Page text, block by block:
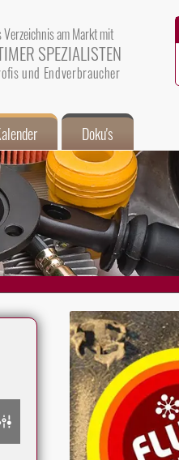
Verzeichnis am Markt mit
SPEZIALISTEN
und Endverbraucher
Doku's